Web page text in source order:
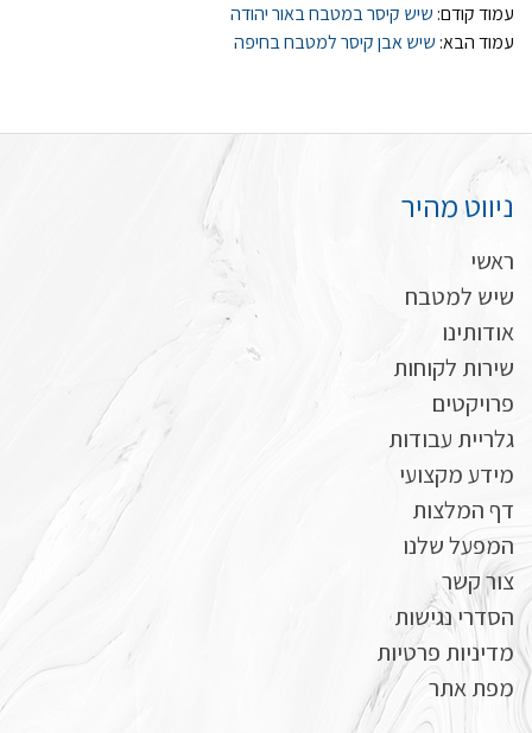
עמוד קודם: שיש קיסר במטבח באור יהודה
עמוד הבא: שיש אבן קיסר למטבח בחיפה
ניווט מהיר
ראשי
שיש למטבח
אודותינו
שירות לקוחות
פרויקטים
גלריית עבודות
מידע מקצועי
דף המלצות
המפעל שלנו
צור קשר
הסדרי נגישות
מדיניות פרטיות
מפת אתר